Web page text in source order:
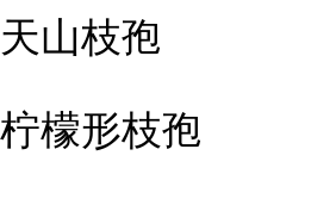
天山枝孢
柠檬形枝孢